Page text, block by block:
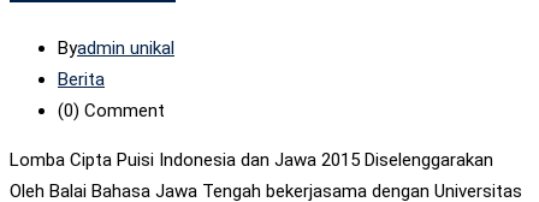
Byadmin unikal
Berita
(0) Comment
Lomba Cipta Puisi Indonesia dan Jawa 2015 Diselenggarakan
Oleh Balai Bahasa Jawa Tengah bekerjasama dengan Universitas